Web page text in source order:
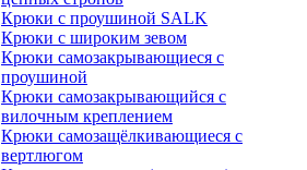
Крюки с проушиной SALK
Крюки с широким зевом
Крюки самозакрывающиеся с
проушиной
Крюки самозакрывающийся с
вилочным креплением
Крюки самозащёлкивающиеся с
вертлюгом